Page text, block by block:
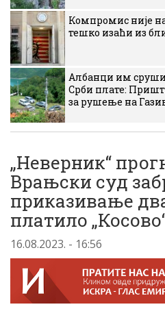
Компромис није
тешко изаћи из
Албанци им
Срби плате:
за рушење на
„Неверник“
Врањски суд
приказивање
платило
16.08.2023. - 16:56